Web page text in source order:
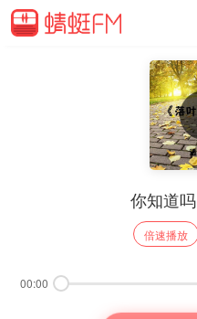
你知道
倍速播放
00:00